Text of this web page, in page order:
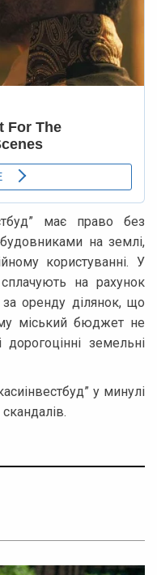
має право без
на землі,
користуванні. У
на рахунок
за оренду ділянок, що
міський бюджет не
земельні
у минулі